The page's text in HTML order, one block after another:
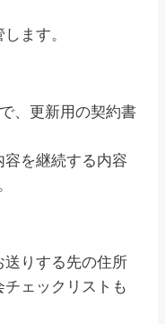
ます。
、更新用の契約書
を継続する内容
りする先の住所
ェックリストも